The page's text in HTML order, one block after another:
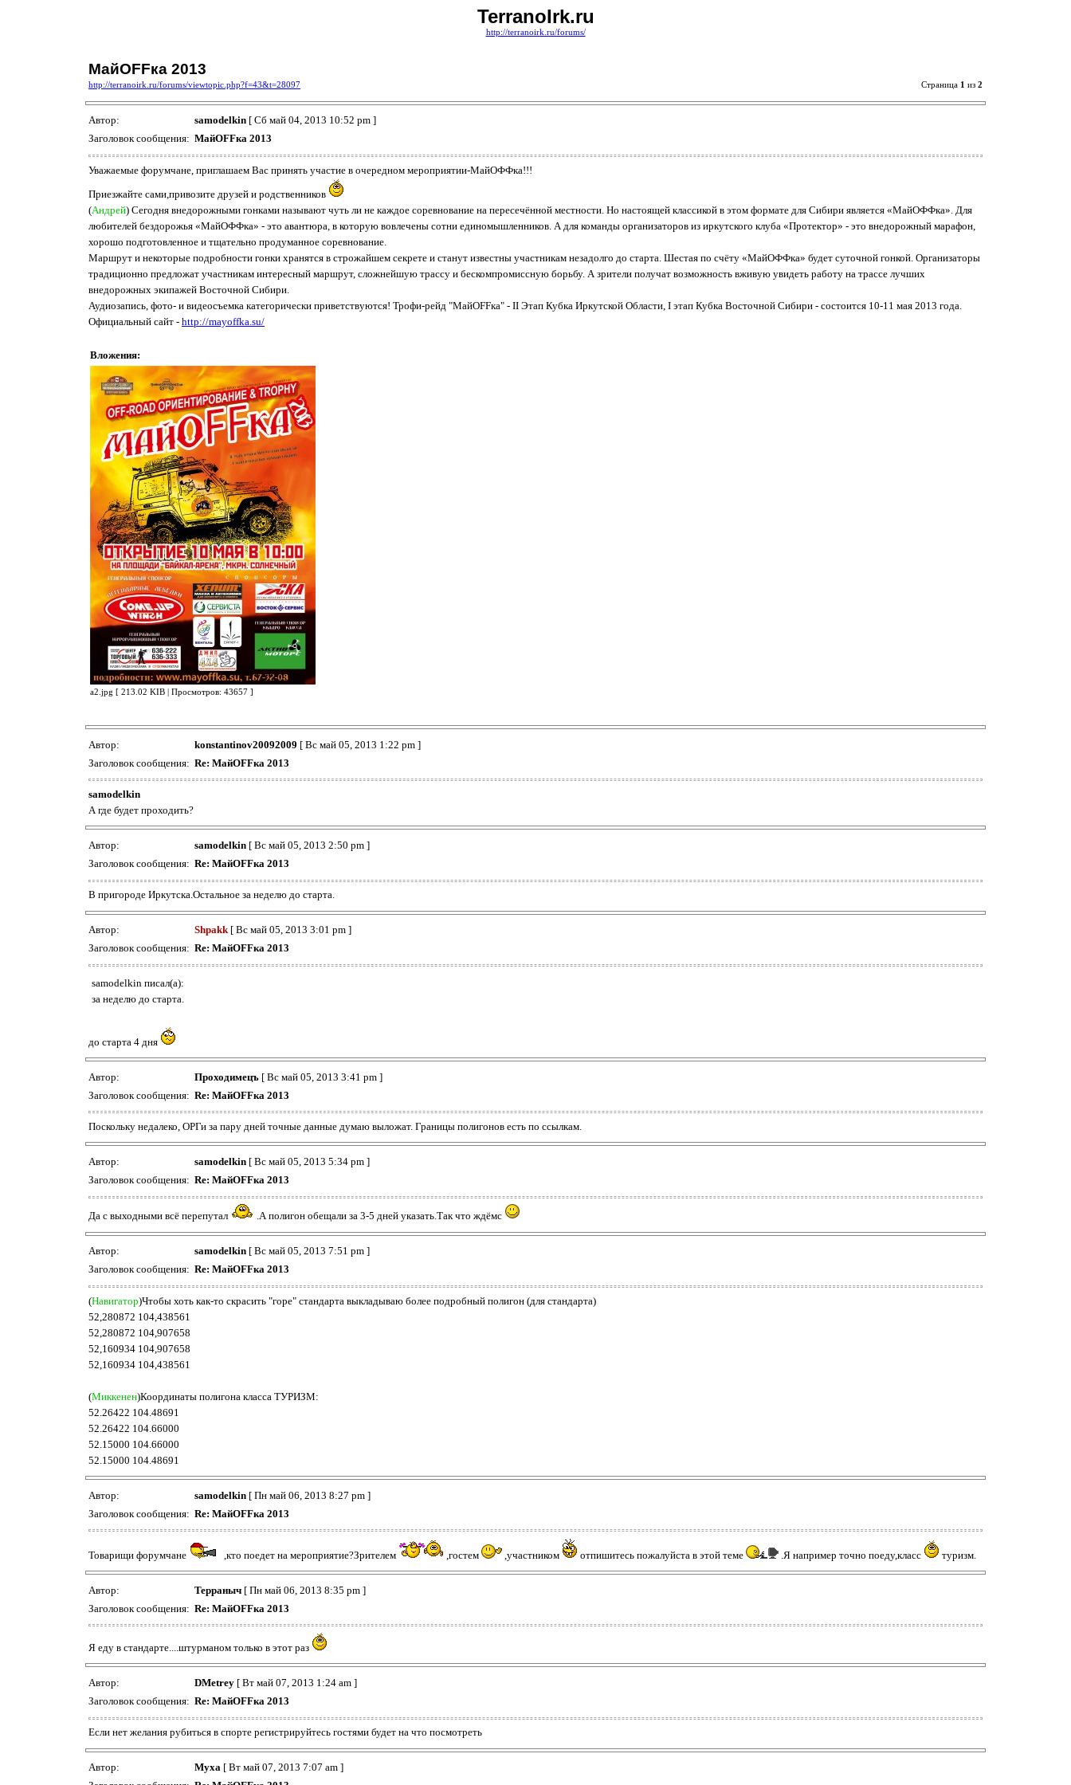
TerranoIrk.ru
http://terranoirk.ru/forums/
МайOFFка 2013
http://terranoirk.ru/forums/viewtopic.php?f=43&t=28097 Страница 1 из 2
Автор: samodelkin [ Сб май 04, 2013 10:52 pm ]
Заголовок сообщения: МайOFFка 2013
Уважаемые форумчане, приглашаем Вас принять участие в очередном мероприятии-МайОФФка!!!
Приезжайте сами,привозите друзей и родственников
(Андрей) Сегодня внедорожными гонками называют чуть ли не каждое соревнование на пересечённой местности. Но настоящей классикой в этом формате для Сибири является «МайОФФка». Для
любителей бездорожья «МайОФФка» - это авантюра, в которую вовлечены сотни единомышленников. А для команды организаторов из иркутского клуба «Протектор» - это внедорожный марафон,
хорошо подготовленное и тщательно продуманное соревнование.
Маршрут и некоторые подробности гонки хранятся в строжайшем секрете и станут известны участникам незадолго до старта. Шестая по счёту «МайОФФка» будет суточной гонкой. Организаторы
традиционно предложат участникам интересный маршрут, сложнейшую трассу и бескомпромиссную борьбу. А зрители получат возможность вживую увидеть работу на трассе лучших
внедорожных экипажей Восточной Сибири.
Аудиозапись, фото- и видеосъемка категорически приветствуются! Трофи-рейд "МайOFFка" - II Этап Кубка Иркутской Области, I этап Кубка Восточной Сибири - состоится 10-11 мая 2013 года.
Официальный сайт - http://mayoffka.su/
Вложения:
a2.jpg [ 213.02 KIB | Просмотров: 43657 ]
Автор: konstantinov20092009 [ Вс май 05, 2013 1:22 pm ]
Заголовок сообщения: Re: МайOFFка 2013
samodelkin
А где будет проходить?
Автор: samodelkin [ Вс май 05, 2013 2:50 pm ]
Заголовок сообщения: Re: МайOFFка 2013
В пригороде Иркутска.Остальное за неделю до старта.
Автор: Shpakk[ Вс май 05, 2013 3:01 pm ]
Заголовок сообщения: Re: МайOFFка 2013
samodelkin писал(а):
за неделю до старта.
до старта 4 дня
Автор: Проходимецъ [ Вс май 05, 2013 3:41 pm ]
Заголовок сообщения: Re: МайOFFка 2013
Поскольку недалеко, ОРГи за пару дней точные данные думаю выложат. Границы полигонов есть по ссылкам.
Автор: samodelkin [ Вс май 05, 2013 5:34 pm ]
Заголовок сообщения: Re: МайOFFка 2013
Да с выходными всё перепутал .А полигон обещали за 3-5 дней указать.Так что ждёмс
Автор: samodelkin [ Вс май 05, 2013 7:51 pm ]
Заголовок сообщения: Re: МайOFFка 2013
(Навигатор)Чтобы хоть как-то скрасить "горе" стандарта выкладываю более подробный полигон (для стандарта)
52,280872 104,438561
52,280872 104,907658
52,160934 104,907658
52,160934 104,438561
(Миккенен)Координаты полигона класса ТУРИЗМ:
52.26422 104.48691
52.26422 104.66000
52.15000 104.66000
52.15000 104.48691
Автор: samodelkin [ Пн май 06, 2013 8:27 pm ]
Заголовок сообщения: Re: МайOFFка 2013
Товарищи форумчане ,кто поедет на мероприятие?Зрителем ,гостем ,участником отпишитесь пожалуйста в этой теме .Я например точно поеду,класс туризм.
Автор: Терраныч [ Пн май 06, 2013 8:35 pm ]
Заголовок сообщения: Re: МайOFFка 2013
Я еду в стандарте....штурманом только в этот раз
Автор: DMetrey [ Вт май 07, 2013 1:24 am ]
Заголовок сообщения: Re: МайOFFка 2013
Если нет желания рубиться в спорте регистрируйтесь гостями будет на что посмотреть
Автор: Муха [ Вт май 07, 2013 7:07 am ]